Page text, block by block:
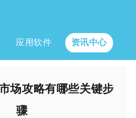
应用软件 资讯中心
场攻略有哪些关键步
骤